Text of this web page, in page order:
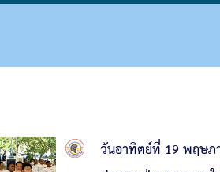
หาร
ถิ่น
าวหน้าการจัดซื้อจัดจ้างหรือกา
และพัฒนาบุคคล
นธ์
องร้องเรียน
วันอาทิตย์ที่ 19 พฤษภ